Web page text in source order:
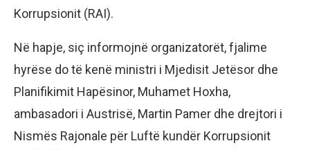
Korrupsionit (RAI).
Në hapje, siç informojnë organizatorët, fjalime
hyrëse do të kenë ministri i Mjedisit Jetësor dhe
Planifikimit Hapësinor, Muhamet Hoxha,
ambasadori i Austrisë, Martin Pamer dhe drejtori i
Nismës Rajonale për Luftë kundër Korrupsionit